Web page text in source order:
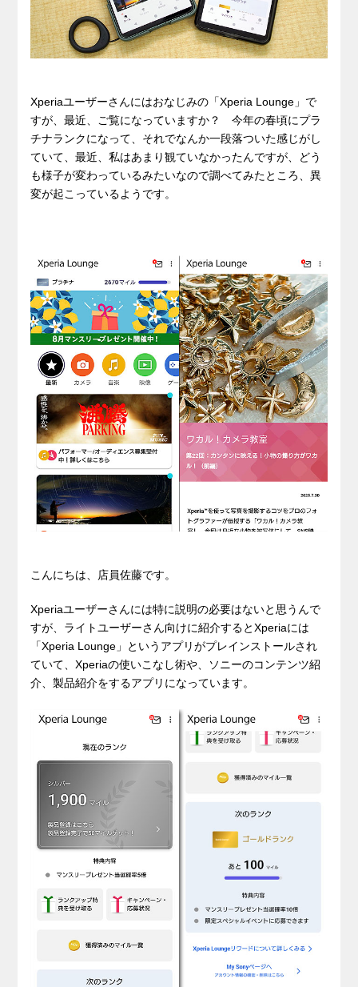
Xperiaユーザーさんにはおなじみの「Xperia Lounge」で
すが、最近、ご覧になっていますか？ 今年の春頃にプラ
チナランクになって、それでなんか一段落ついた感じがし
ていて、最近、私はあまり観ていなかったんですが、どう
も様子が変わっているみたいなので調べてみたところ、異
変が起こっているようです。
こんにちは、店員佐藤です。
Xperiaユーザーさんには特に説明の必要はないと思うんで
すが、ライトユーザーさん向けに紹介するとXperiaには
「Xperia Lounge」というアプリがプレインストールされ
ていて、Xperiaの使いこなし術や、ソニーのコンテンツ紹
介、製品紹介をするアプリになっています。